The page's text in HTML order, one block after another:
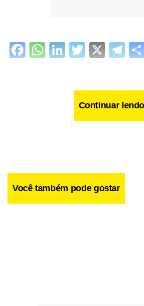
Facebook
WhatsApp
LinkedIn
Twitter
X
Continuar lendo
Você também pode gostar